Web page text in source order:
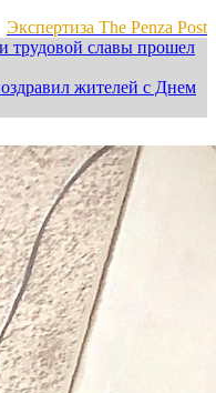
Экспертиза The Penza Post
трудовой славы прошел
жителей с Днем